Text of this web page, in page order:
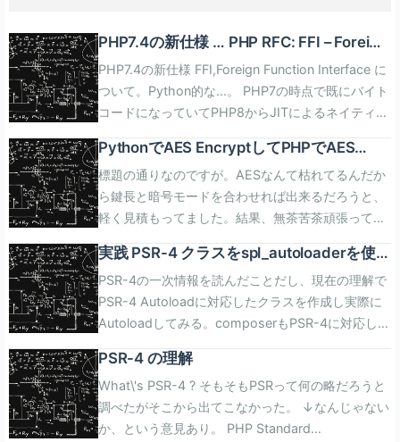
PHP7.4の新仕様 … PHP RFC: FFI – Foreign
Function Interface
PHP7.4の新仕様 FFI,Foreign Function Interface に
ついて。Python的な...。 PHP7の時点で既にバイト
コードになっていてPHP8からJITによるネイティブ
た記憶があり、速度を追求するような機運があるの
は確か。 投票システムの不備で\"賛成24、反対15,
過半数越えだから採択\"みたいになり、 その後過半
数から2/3に更新された、という経緯から、望まれ
のは嬉しいけども不毛すぎ..。 脱PHPが必要。 FFI
is one of the features that made Python and
LuaJIT very useful for fast prototyping. It allows
calling C functions and using C data types from
pure scripting language and therefore develop
“system code” more productively. For PHP, FFI
opens a way to write PHP extensions and
bindings to C libraries in pure PHP. <?php /
create FFI object, loading libc and exporting
PythonでAES EncryptしてPHPでAES
Decryptできなかった話
標題の通りなのですが。AESなんて枯れてるんだか
ら鍵長と暗号モードを合わせれば出来るだろうと、
軽く見積もってました。結果、無茶苦茶頑張ってみ
以下の方法で逃げました。 Pythonで
Encrypt/Decrypt Classを書く Python側からは上
記のClassをそのまま使う 上記のClassを叩く
Pythonスクリプトを書き、PHPからシェル経由で
つかったかもしれませんが、本当にPython/PHPを
クロスして暗号化/復号の対ができるのか心配になっ
て、これに落ち着きました。 出来ない理由.. 正直出
来ない理由もハッキリしません。 だいたいどちらで
実践 PSR-4 クラスをspl_autoloaderを使っ
てautoloadしてみる最も簡単なサンプル
PSR-4の一次情報を読んだことだし、現在の理解で
PSR-4 Autoloadに対応したクラスを作成し実際に
Autoloadしてみる。composerもPSR-4に対応して
いるspl_autoloaderを使った例を試すことにする。
仕様は以下の通り。 Fully qualified class name
ikutyexamplePsr4HelloWorld Namespace Prefix
ikutyexamplePsr4 Base Directory
PSR-4 の理解
What\'s PSR-4 ? そもそもPSRって何の略だろうと
調べたがそこから出てこなかった。 ↓なんじゃない
か、という意見あり。 PHP Standard